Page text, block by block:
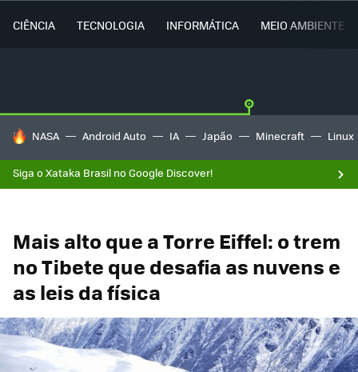
CIÊNCIA TECNOLOGIA INFORMÁTICA MEIO AMBIENTE
TENDÊNCIAS DO DIA
NASA Android Auto IA Japão Minecraft Linux
Siga o Xataka Brasil no Google Discover!
Mais alto que a Torre Eiffel: o trem
no Tibete que desafia as nuvens e
as leis da física